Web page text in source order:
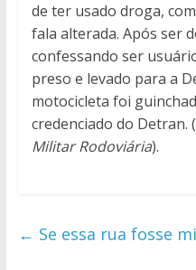
de ter usado droga,
fala alterada. Após ser
confessando ser
preso e levado para a
motocicleta foi
credenciado do Detran. (
Militar Rodoviária).
← Se essa rua fosse